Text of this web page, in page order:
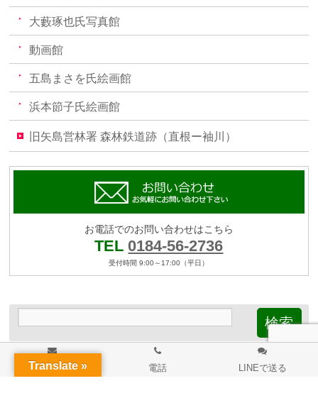
大藪琢也氏写真館
動画館
五島まさを氏絵画館
浜本節子氏絵画館
旧矢島営林署 森林鉄道跡（直根ー袖川）
お電話でのお問い合わせはこちら
TEL 0184-56-2736
受付時間 9:00～17:00（平日）
メール 電話 LINEで送る
Translate »